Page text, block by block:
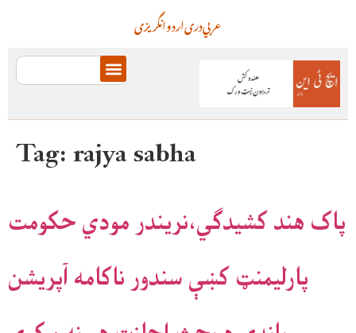
انگریزیاردودریعربي
Tag:rajya sabha
پاک هند کشيدګي،نريندر مودي حکومت
پارليمنټ کښې سندور ناکامه آپريشن